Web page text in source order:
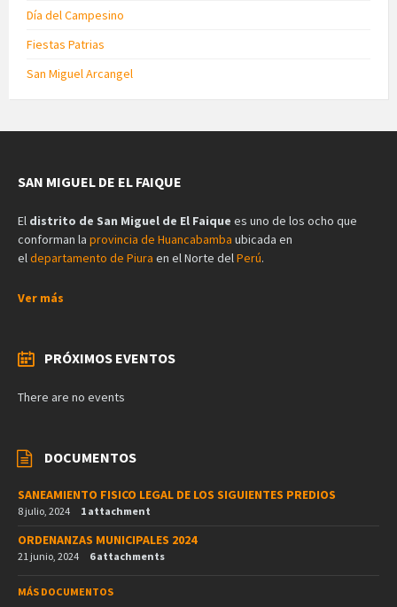
Día del Campesino
Fiestas Patrias
San Miguel Arcangel
SAN MIGUEL DE EL FAIQUE
El distrito de San Miguel de El Faique es uno de los ocho que
conforman la provincia de Huancabamba ubicada en
eldepartamento de Piura en el Norte delPerú.
Ver más
PRÓXIMOS EVENTOS
There are no events
DOCUMENTOS
SANEAMIENTO FISICO LEGAL DE LOS SIGUIENTES PREDIOS
8 julio, 2024 1 attachment
ORDENANZAS MUNICIPALES 2024
21 junio, 2024 6 attachments
MÁS DOCUMENTOS